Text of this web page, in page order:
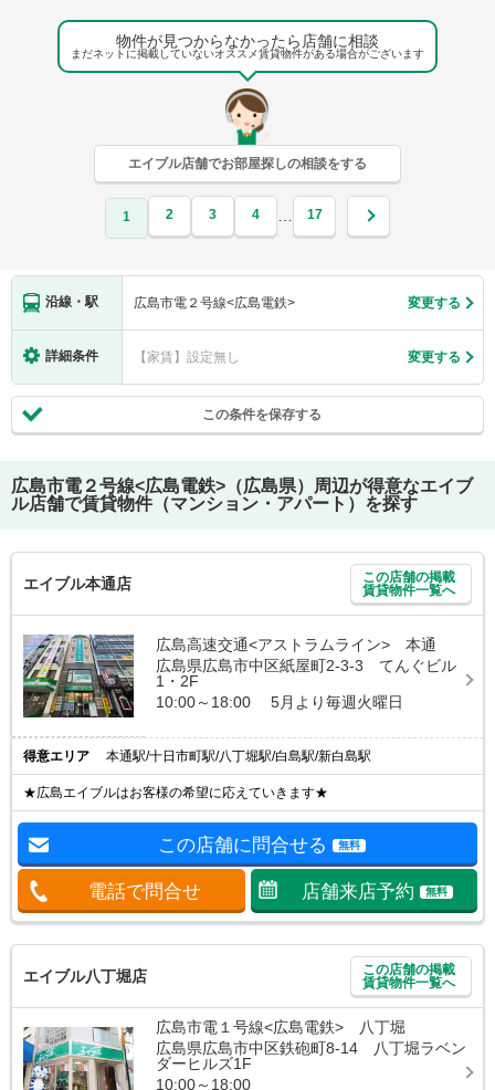
物件が見つからなかったら店舗に相談
まだネットに掲載していないオススメ賃貸物件がある場合がございます
エイブル店舗でお部屋探しの相談をする
1 2 3 4 … 17
沿線・駅 広島市電２号線<広島電鉄> 変更する
詳細条件 【家賃】設定無し 変更する
この条件を保存する
広島市電２号線<広島電鉄>（広島県）
周辺が得意なエイブ
ル店舗で賃貸物件（マンション・アパート）を探す
エイブル本通店
この店舗の掲載
賃貸物件一覧へ
広島高速交通<アストラムライン> 本通
広島県広島市中区紙屋町2-3-3 てんぐビル
1・2F
10:00～18:00 5月より毎週火曜日
得意エリア 本通駅/十日市町駅/八丁堀駅/白島駅/新白島駅
★広島エイブルはお客様の希望に応えていきます★
この店舗に問合せる 無料
電話で問合せ 店舗来店予約 無料
エイブル八丁堀店
この店舗の掲載
賃貸物件一覧へ
広島市電１号線<広島電鉄> 八丁堀
広島県広島市中区鉄砲町8-14 八丁堀ラベン
ダーヒルズ1F
10:00～18:00